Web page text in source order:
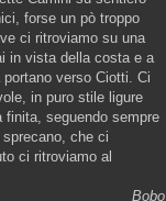
forse un pò troppo
ci ritroviamo su una
in vista della costa e a
verso Ciotti. Ci
in puro stile ligure
seguendo sempre
che ci
ci ritroviamo al
Bobo